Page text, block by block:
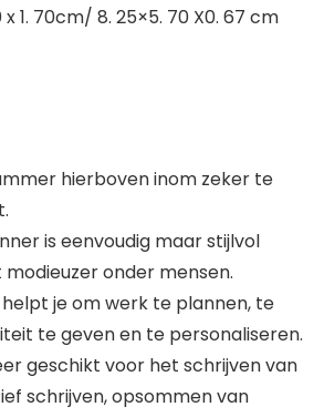
x 1. 70cm/ 8. 25×5. 70 X0. 67 cm
hierboven inom zeker te
is eenvoudig maar stijlvol
onder mensen.
je om werk te plannen, te
te geven en te personaliseren.
geschikt voor het schrijven van
schrijven, opsommen van